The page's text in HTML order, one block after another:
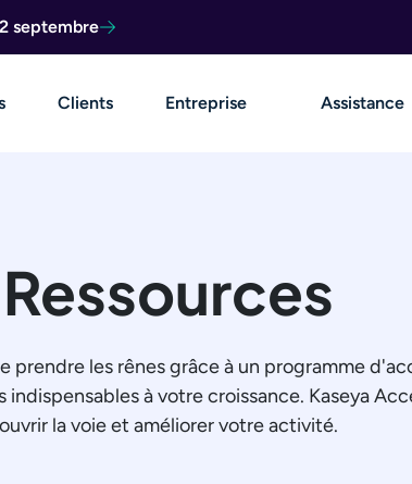
septembre
Clients Entreprise Assistance
Ressources
prendre les rênes grâce à un programme
à votre croissance. Kaseya
ouvrir la voie et améliorer votre activité.